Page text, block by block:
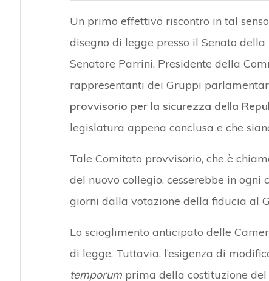
Un primo effettivo riscontro in tal
disegno di legge presso il Senato
Senatore Parrini, Presidente della
rappresentanti dei Gruppi
provvisorio per la sicurezza della
legislatura appena conclusa e che
Tale Comitato provvisorio, che è
del nuovo collegio, cesserebbe in
giorni dalla votazione della fiducia al
Lo scioglimento anticipato delle
di legge. Tuttavia, l’esigenza di
temporumprima della costituzione del